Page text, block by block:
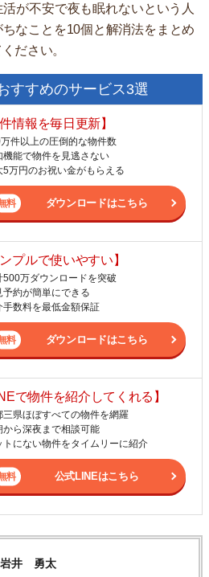
が不安で夜も眠れないという人
なことを10個と解消法をまとめ
ださい。
すすめのサービス3選
件情報を毎日更新】
万件以上の圧倒的な物件数
機能で物件を見逃さない
5万円のお祝い金がもらえる
ダウンロードはこちら
ンプルで使いやすい】
500万ダウンロードを突破
予約が簡単にできる
手数料を最低金額保証
ダウンロードはこちら
で物件を紹介してくれる】
三県ほぼすべての物件を網羅
から深夜まで相談可能
トにない物件をタイムリーに紹介
公式LINEはこちら
井 勇太